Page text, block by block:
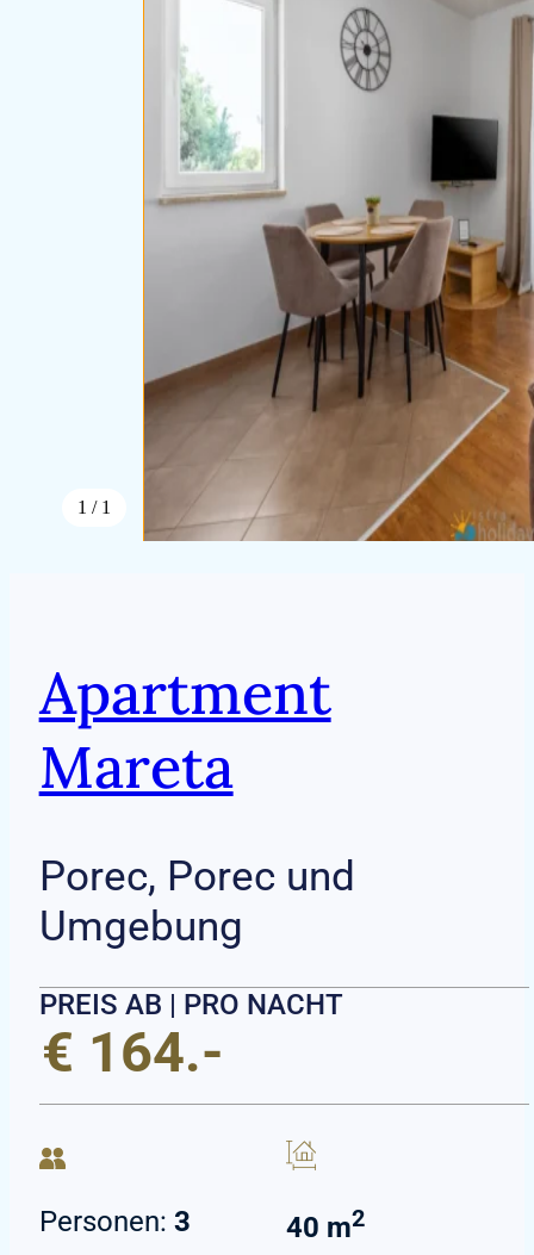
1 / 1
Apartment
Mareta
Porec, Porec und
Umgebung
PREIS AB | PRO NACHT
€ 164.-
Personen: 3 40 m2